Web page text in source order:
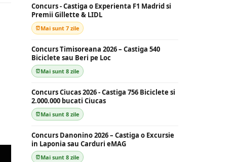
Concurs - Castiga o Experienta F1 Madrid si
Premii Gillette & LIDL
Mai sunt 7 zile
Concurs Timisoreana 2026 – Castiga 540
Biciclete sau Beri pe Loc
Mai sunt 8 zile
Concurs Ciucas 2026 - Castiga 756 Biciclete si
2.000.000 bucati Ciucas
Mai sunt 8 zile
Concurs Danonino 2026 – Castiga o Excursie
in Laponia sau Carduri eMAG
Mai sunt 8 zile